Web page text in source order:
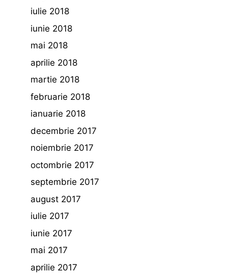
iulie 2018
iunie 2018
mai 2018
aprilie 2018
martie 2018
februarie 2018
ianuarie 2018
decembrie 2017
noiembrie 2017
octombrie 2017
septembrie 2017
august 2017
iulie 2017
iunie 2017
mai 2017
aprilie 2017